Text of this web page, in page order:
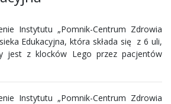
Instytutu „Pomnik-Centrum Zdrowia
Edukacyjna, która składa się z 6 uli,
jest z klocków Lego przez pacjentów
Instytutu „Pomnik-Centrum Zdrowia